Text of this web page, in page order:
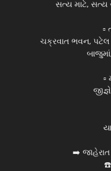
સત્ય માટે,
▫️
ચક્રવાત ભવન, પટેલ
▫️
➡️ જાહેરાત